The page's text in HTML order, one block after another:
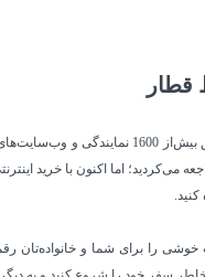
قطار
فروش بلیط‌های قطار از
می‌کردید؛ اما اکنون با خرید
کنید.
را برای شما و خانواده‌تان